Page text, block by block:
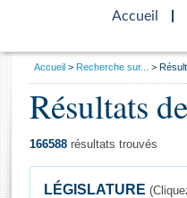
Accueil
d'accueil
Général
Vous
Accueil Recherche sur...
Résultats
166588 résultats trouvés
LÉGISLATURE